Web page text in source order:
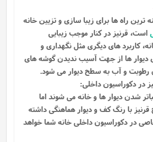
ترین راه ها برای زیبا سازی و تزیین خانه
است، قرنیز در کنار موجب زیبایی
کاربرد های دیگری مثل نگهداری و
ها از جهت آسیب ندیدن گوشه ‌های
رطوبت و آب به سطح دیوار می‌ شود.
در دکوراسیون داخلی:
شدن دیوار ها و خانه می شوند اما
با رنگ کف و دیوار هماهنگی داشته
در دکوراسیون داخلی خانه شما خواهد